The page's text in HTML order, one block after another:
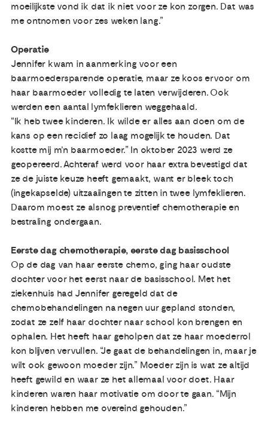
moeilijkste vond ik dat ik niet voor ze kon zorgen. Dat was
me ontnomen voor zes weken lang.”
Operatie
Jennifer kwam in aanmerking voor een
baarmoedersparende operatie, maar ze koos ervoor om
haar baarmoeder volledig te laten verwijderen. Ook
werden een aantal lymfeklieren weggehaald.
“Ik heb twee kinderen. Ik wilde er alles aan doen om de
kans op een recidief zo laag mogelijk te houden. Dat
kostte mij m’n baarmoeder.” In oktober 2023 werd ze
geopereerd. Achteraf werd voor haar extra bevestigd dat
ze de juiste keuze heeft gemaakt, want er bleek toch
(ingekapselde) uitzaaiingen te zitten in twee lymfeklieren.
Daarom moest ze alsnog preventief chemotherapie en
bestraling ondergaan.
Eerste dag chemotherapie, eerste dag basisschool
Op de dag van haar eerste chemo, ging haar oudste
dochter voor het eerst naar de basisschool. Met het
ziekenhuis had Jennifer geregeld dat de
chemobehandelingen na negen uur gepland stonden,
zodat ze zelf haar dochter naar school kon brengen en
ophalen. Het heeft haar geholpen dat ze haar moederrol
kon blijven vervullen. “Je gaat de behandelingen in, maar je
wilt ook gewoon moeder zijn.” Moeder zijn is wat ze altijd
heeft gewild en waar ze het allemaal voor doet. Haar
kinderen waren haar motivatie om door te gaan. “Mijn
kinderen hebben me overeind gehouden.”